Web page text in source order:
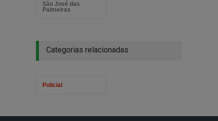
São José das
Palmeiras
Categorias relacionadas
Policial